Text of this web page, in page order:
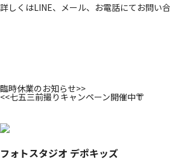
詳しくはLINE、メール、お電話にてお問い合
臨時休業のお知らせ>>
<<七五三前撮りキャンペーン開催中👘
フォトスタジオ デポキッズ